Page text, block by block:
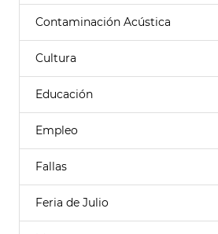
Contaminación Acústica
Cultura
Educación
Empleo
Fallas
Feria de Julio